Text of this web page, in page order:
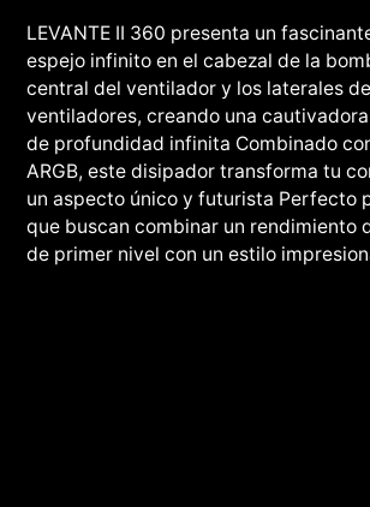
LEVANTE II 360 presenta un
espejo infinito en el cabezal de la
central del ventilador y los laterales
ventiladores, creando una
de profundidad infinita Combinado
ARGB, este disipador transforma tu
un aspecto único y futurista Perfecto
que buscan combinar un rendimiento
de primer nivel con un estilo